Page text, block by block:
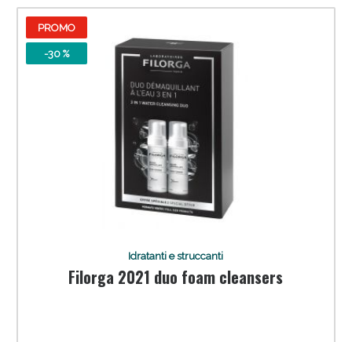
PROMO
-30 %
Idratanti e struccanti
Filorga 2021 duo foam cleansers